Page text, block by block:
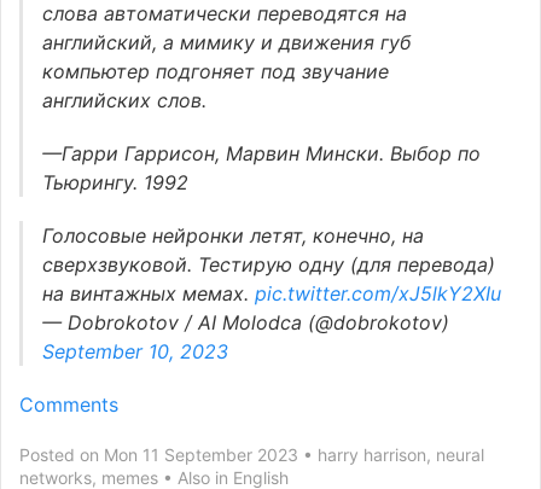
слова автоматически переводятся на
английский, а мимику и движения губ
компьютер подгоняет под звучание
английских слов.
—Гарри Гаррисон, Марвин Мински. Выбор по
Тьюрингу. 1992
Голосовые нейронки летят, конечно, на
сверхзвуковой. Тестирую одну (для перевода)
на винтажных мемах. pic.twitter.com/xJ5lkY2XIu
— Dobrokotov / AI Molodca (@dobrokotov)
September 10, 2023
Comments
Posted on Mon 11 September 2023 harry harrison, neural
networks, memes Also in English